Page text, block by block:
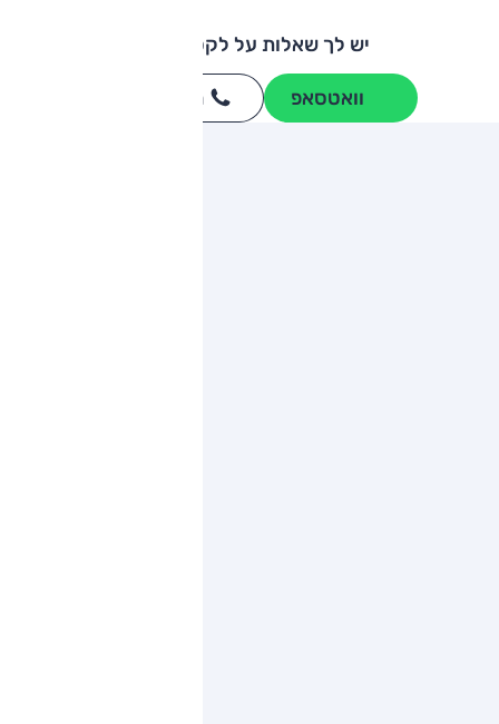
יש לך שאלות על לקסוס NX?
וואטסאפ חייגו